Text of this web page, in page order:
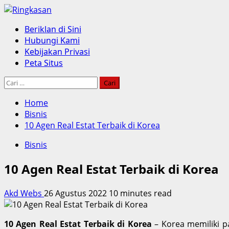
Skip
content
Primary
Menu
Beriklan di Sini
Hubungi Kami
Kebijakan Privasi
Peta Situs
Cari
Home
Bisnis
10 Agen Real Estat Terbaik di Korea
Bisnis
10 Agen Real Estat Terbaik di Korea
Akd Webs 26 Agustus 2022 10 minutes read
10 Agen Real Estat Terbaik di Korea – Korea memiliki